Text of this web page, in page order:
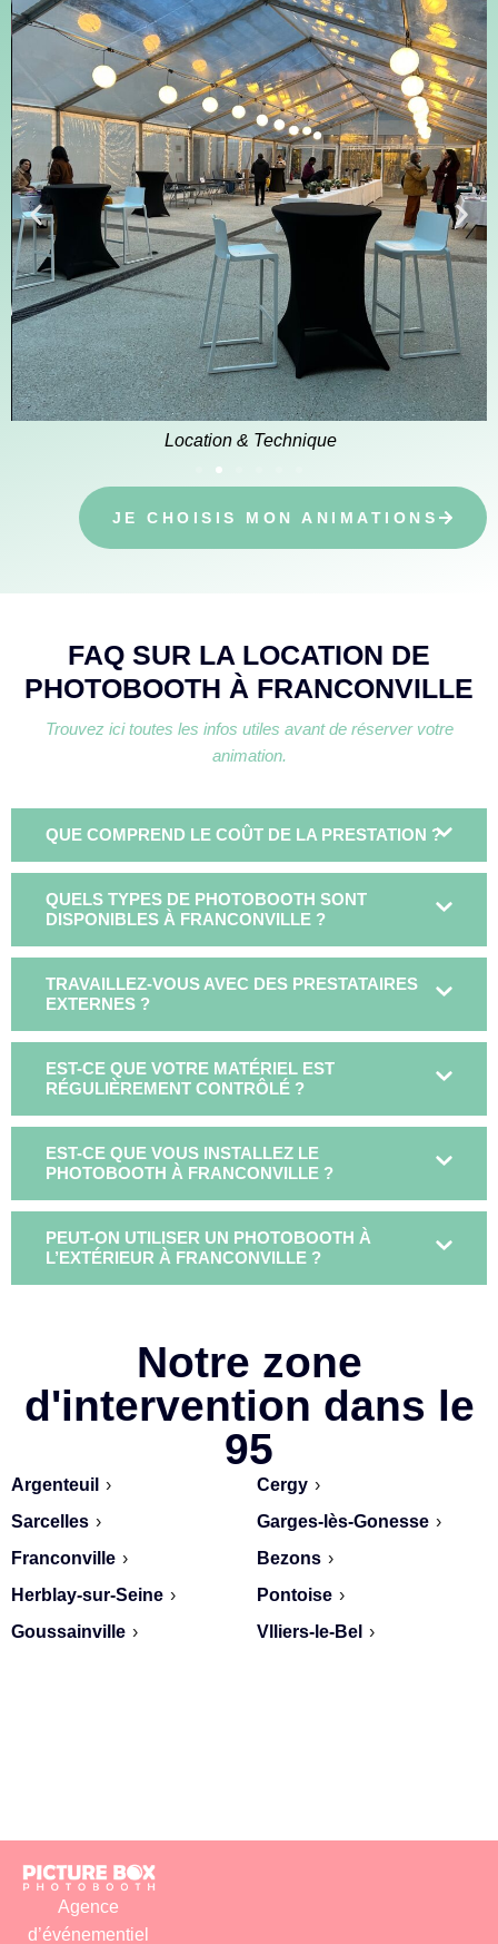
Location & Technique
JE CHOISIS MON ANIMATIONS
FAQ SUR LA LOCATION DE
PHOTOBOOTH À FRANCONVILLE
Trouvez ici toutes les infos utiles avant de réserver votre
animation.
QUE COMPREND LE COÛT DE LA PRESTATION ?
QUELS TYPES DE PHOTOBOOTH SONT
DISPONIBLES À FRANCONVILLE ?
TRAVAILLEZ-VOUS AVEC DES PRESTATAIRES
EXTERNES ?
EST-CE QUE VOTRE MATÉRIEL EST
RÉGULIÈREMENT CONTRÔLÉ ?
EST-CE QUE VOUS INSTALLEZ LE
PHOTOBOOTH À FRANCONVILLE ?
PEUT-ON UTILISER UN PHOTOBOOTH À
L’EXTÉRIEUR À FRANCONVILLE ?
Notre zone
d'intervention dans le
95
Argenteuil › Cergy ›
Sarcelles › Garges-lès-Gonesse ›
Franconville › Bezons ›
Herblay-sur-Seine › Pontoise ›
Goussainville › Vlliers-le-Bel ›
Agence
d’événementiel